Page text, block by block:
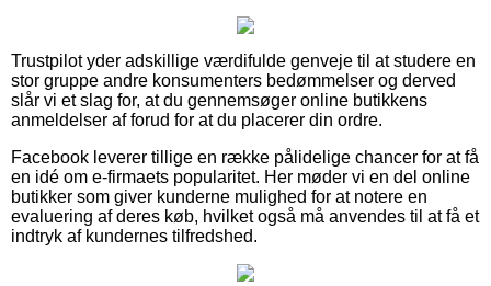
Trustpilot yder adskillige værdifulde genveje til at studere en
stor gruppe andre konsumenters bedømmelser og derved
slår vi et slag for, at du gennemsøger online butikkens
anmeldelser af forud for at du placerer din ordre.
Facebook leverer tillige en række pålidelige chancer for at få
en idé om e-firmaets popularitet. Her møder vi en del online
butikker som giver kunderne mulighed for at notere en
evaluering af deres køb, hvilket også må anvendes til at få et
indtryk af kundernes tilfredshed.